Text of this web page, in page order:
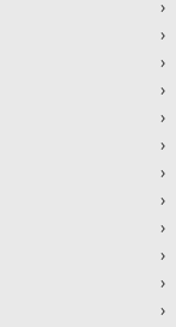
›
›
›
›
›
›
›
›
›
›
›
›